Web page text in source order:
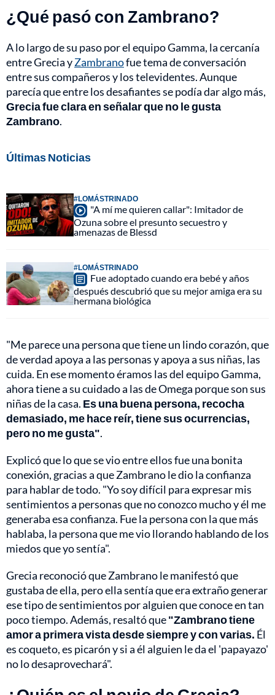
¿Qué pasó con Zambrano?
A lo largo de su paso por el equipo Gamma, la cercanía
entre Grecia yZambranofue tema de conversación
entre sus compañeros y los televidentes. Aunque
parecía que entre los desafiantes se podía dar algo más,
Grecia fue clara en señalar que no le gusta
Zambrano.
Últimas Noticias
#LOMÁSTRINADO
"A mí me quieren callar": Imitador de
Ozuna sobre el presunto secuestro y
amenazas de Blessd
#LOMÁSTRINADO
Fue adoptado cuando era bebé y años
después descubrió que su mejor amiga era su
hermana biológica
"Me parece una persona que tiene un lindo corazón, que
de verdad apoya a las personas y apoya a sus niñas, las
cuida. En ese momento éramos las del equipo Gamma,
ahora tiene a su cuidado a las de Omega porque son sus
niñas de la casa. Es una buena persona, recocha
demasiado, me hace reír, tiene sus ocurrencias,
pero no me gusta".
Explicó que lo que se vio entre ellos fue una bonita
conexión, gracias a que Zambrano le dio la confianza
para hablar de todo. "Yo soy difícil para expresar mis
sentimientos a personas que no conozco mucho y él me
generaba esa confianza. Fue la persona con la que más
hablaba, la persona que me vio llorando hablando de los
miedos que yo sentía".
Grecia reconoció que Zambrano le manifestó que
gustaba de ella, pero ella sentía que era extraño generar
ese tipo de sentimientos por alguien que conoce en tan
poco tiempo. Además, resaltó que"Zambrano tiene
amor a primera vista desde siempre y con varias. Él
es coqueto, es picarón y si a él alguien le da el 'papayazo'
no lo desaprovechará".